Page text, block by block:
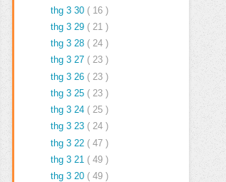
thg 3 30 ( 16 )
thg 3 29 ( 21 )
thg 3 28 ( 24 )
thg 3 27 ( 23 )
thg 3 26 ( 23 )
thg 3 25 ( 23 )
thg 3 24 ( 25 )
thg 3 23 ( 24 )
thg 3 22 ( 47 )
thg 3 21 ( 49 )
thg 3 20 ( 49 )